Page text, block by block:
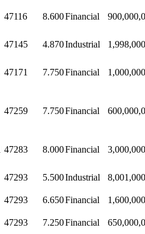
47116 8.600Financial
47145 4.870Industrial
47171 7.750Financial
47259 7.750Financial
47283 8.000Financial
47293 5.500Industrial
47293 6.650Financial
47293 7.250Financial